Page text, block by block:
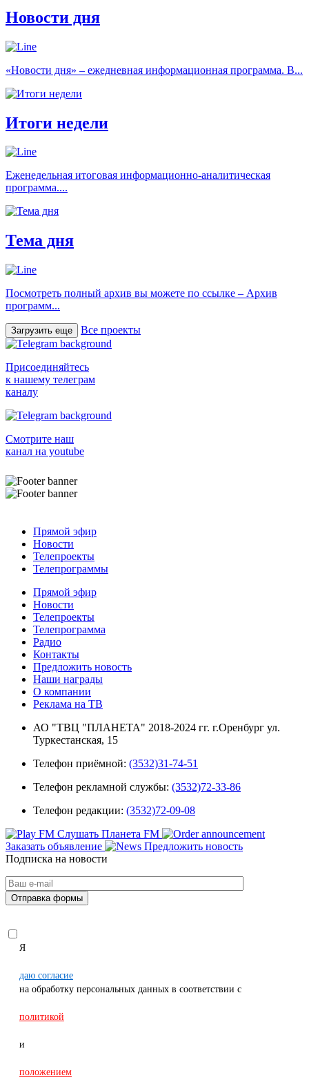
Новости дня
«Новости дня» – ежедневная информационная программа. В...
Итоги недели
Еженедельная итоговая информационно-аналитическая
программа....
Тема дня
Посмотреть полный архив вы можете по ссылке – Архив
программ...
Загрузить еще Все проекты
Присоединяйтесь
к нашему телеграм
каналу
Смотрите наш
канал на youtube
Прямой эфир
Новости
Телепроекты
Телепрограммы
Прямой эфир
Новости
Телепроекты
Телепрограмма
Радио
Контакты
Предложить новость
Наши награды
О компании
Реклама на ТВ
АО "ТВЦ "ПЛАНЕТА" 2018-2024 гг. г.Оренбург ул.
Туркестанская, 15
Телефон приёмной: (3532)31-74-51
Телефон рекламной службы: (3532)72-33-86
Телефон редакции: (3532)72-09-08
Слушать Планета FM
Заказать объявление
Предложить новость
Подписка на новости
Я
даю согласие
на обработку персональных данных в соответствии с
политикой
и
положением